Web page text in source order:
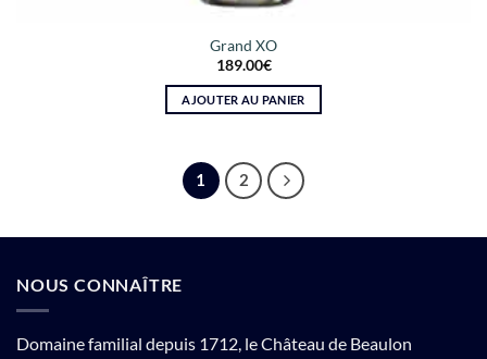
Grand XO
189.00€
AJOUTER AU PANIER
1 2
NOUS CONNAÎTRE
Domaine familial depuis 1712, le Château de Beaulon